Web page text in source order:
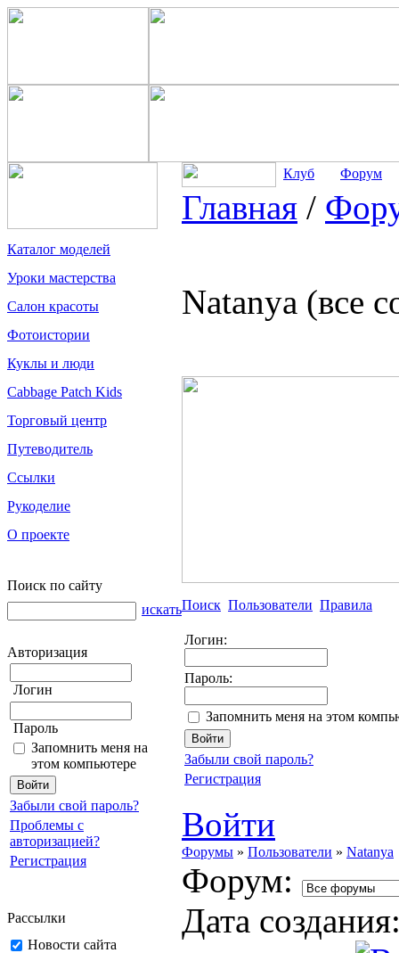
Каталог моделей
Уроки мастерства
Салон красоты
Фотоистории
Куклы и люди
Cabbage Patch Kids
Торговый центр
Путеводитель
Ссылки
Рукоделие
О проекте
Поиск по сайту
искать
Авторизация
Логин
Пароль
Запомнить меня на
этом компьютере
Забыли свой пароль?
Проблемы с
авторизацией?
Регистрация
Рассылки
Новости сайта
Клуб Форум
Главная /
Natanya (все
Поиск Пользователи Правила
Логин:
Пароль:
Запомнить меня на этом
Забыли свой пароль?
Регистрация
Войти
Форумы » Пользователи » Natanya
Форум:
Дата